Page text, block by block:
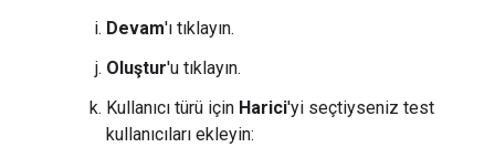
Devam'ı tıklayın.
Oluştur'u tıklayın.
Kullanıcı türü için Harici'yi seçtiyseniz test
kullanıcıları ekleyin: